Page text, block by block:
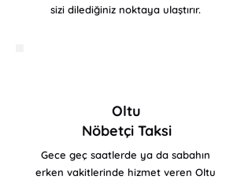
sizi dilediğiniz noktaya ulaştırır.
Oltu
Nöbetçi Taksi
Gece geç saatlerde ya da sabahın
erken vakitlerinde hizmet veren Oltu